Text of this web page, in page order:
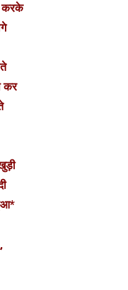
करके
कर